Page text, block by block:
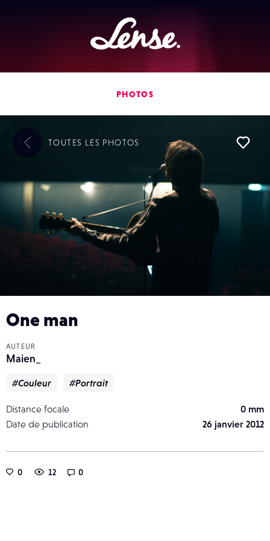
Lense
PHOTOS
One man
AUTEUR
Maien_
#Couleur #Portrait
Distance focale
0 mm
Date de publication
26 janvier 2012
0 12 0
TOUTES LES PHOTOS